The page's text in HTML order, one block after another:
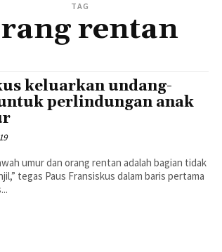
TAG
rentan
keluarkan undang-
perlindungan anak
umur dan orang rentan adalah bagian tidak
tegas Paus Fransiskus dalam baris pertama